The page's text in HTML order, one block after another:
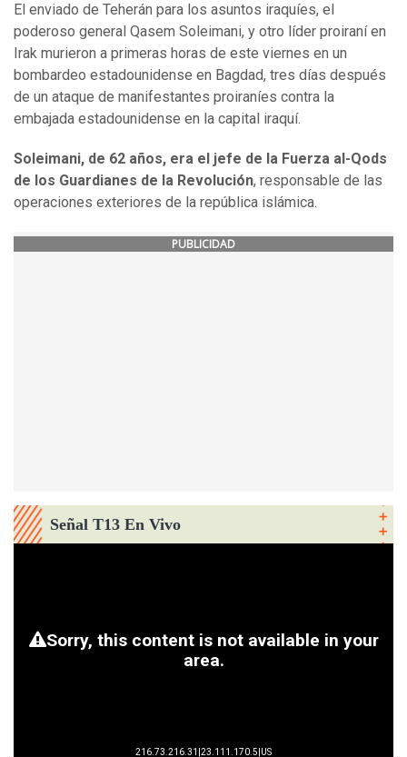
El enviado de Teherán para los asuntos iraquíes, el
poderoso general Qasem Soleimani, y otro líder proiraní en
Irak murieron a primeras horas de este viernes en un
bombardeo estadounidense en Bagdad, tres días después
de un ataque de manifestantes proiraníes contra la
embajada estadounidense en la capital iraquí.
Soleimani, de 62 años, era el jefe de la Fuerza al-Qods
de los Guardianes de la Revolución, responsable de las
operaciones exteriores de la república islámica.
PUBLICIDAD
Señal T13 En Vivo